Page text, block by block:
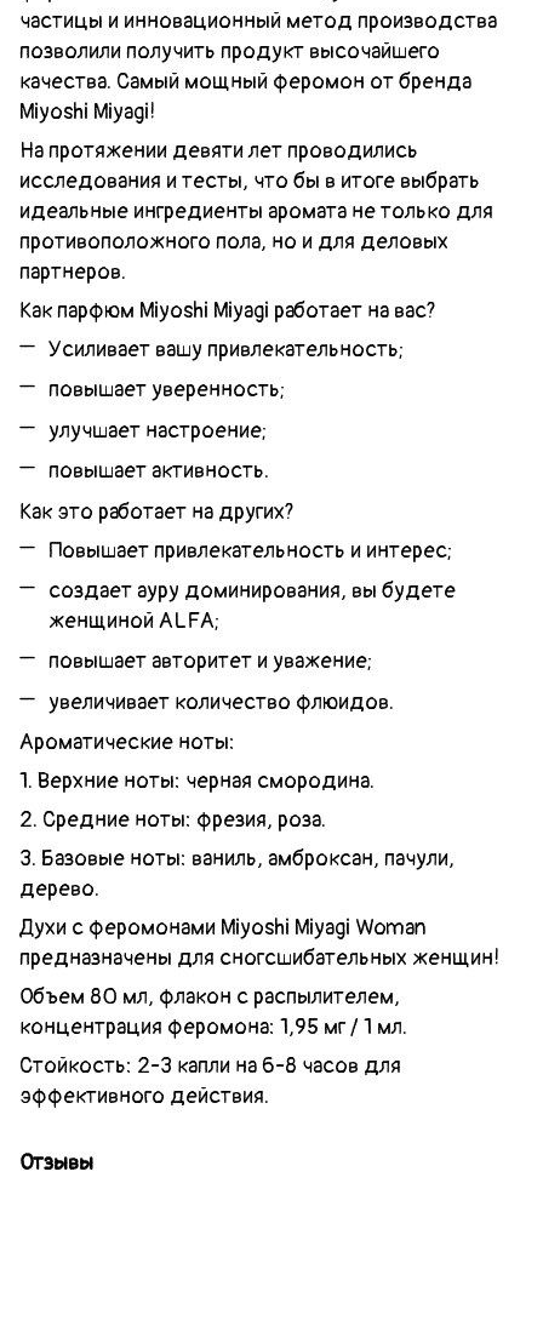
частицы и инновационный метод производства
позволили получить продукт высочайшего
качества. Самый мощный феромон от бренда
Miyoshi Miyagi!
На протяжении девяти лет проводились
исследования и тесты, что бы в итоге выбрать
идеальные ингредиенты аромата не только для
противоположного пола, но и для деловых
партнеров.
Как парфюм Miyoshi Miyagi работает на вас?
Усиливает вашу привлекательность;
повышает уверенность;
улучшает настроение;
повышает активность.
Как это работает на других?
Повышает привлекательность и интерес;
создает ауру доминирования, вы будете
женщиной ALFA;
повышает авторитет и уважение;
увеличивает количество флюидов.
Ароматические ноты:
1. Верхние ноты: черная смородина.
2. Средние ноты: фрезия, роза.
3. Базовые ноты: ваниль, амброксан, пачули,
дерево.
Духи с феромонами Miyoshi Miyagi Woman
предназначены для сногсшибательных женщин!
Объем 80 мл, флакон с распылителем,
концентрация феромона: 1,95 мг / 1 мл.
Стойкость: 2-3 капли на 6-8 часов для
эффективного действия.
Отзывы